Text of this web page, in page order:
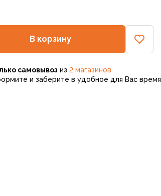
В корзину
самовывоз из 2 магазинов
и заберите в удобное для Вас время